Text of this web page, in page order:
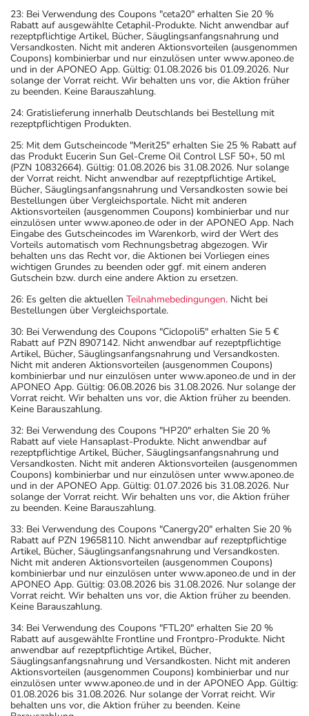
23: Bei Verwendung des Coupons "ceta20" erhalten Sie 20 %
Rabatt auf ausgewählte Cetaphil-Produkte. Nicht anwendbar auf
rezeptpflichtige Artikel, Bücher, Säuglingsanfangsnahrung und
Versandkosten. Nicht mit anderen Aktionsvorteilen (ausgenommen
Coupons) kombinierbar und nur einzulösen unter www.aponeo.de
und in der APONEO App. Gültig: 01.08.2026 bis 01.09.2026. Nur
solange der Vorrat reicht. Wir behalten uns vor, die Aktion früher
zu beenden. Keine Barauszahlung.
24: Gratislieferung innerhalb Deutschlands bei Bestellung mit
rezeptpflichtigen Produkten.
25: Mit dem Gutscheincode "Merit25" erhalten Sie 25 % Rabatt auf
das Produkt Eucerin Sun Gel-Creme Oil Control LSF 50+, 50 ml
(PZN 10832664). Gültig: 01.08.2026 bis 31.08.2026. Nur solange
der Vorrat reicht. Nicht anwendbar auf rezeptpflichtige Artikel,
Bücher, Säuglingsanfangsnahrung und Versandkosten sowie bei
Bestellungen über Vergleichsportale. Nicht mit anderen
Aktionsvorteilen (ausgenommen Coupons) kombinierbar und nur
einzulösen unter www.aponeo.de oder in der APONEO App. Nach
Eingabe des Gutscheincodes im Warenkorb, wird der Wert des
Vorteils automatisch vom Rechnungsbetrag abgezogen. Wir
behalten uns das Recht vor, die Aktionen bei Vorliegen eines
wichtigen Grundes zu beenden oder ggf. mit einem anderen
Gutschein bzw. durch eine andere Aktion zu ersetzen.
26: Es gelten die aktuellen Teilnahmebedingungen. Nicht bei
Bestellungen über Vergleichsportale.
30: Bei Verwendung des Coupons "Ciclopoli5" erhalten Sie 5 €
Rabatt auf PZN 8907142. Nicht anwendbar auf rezeptpflichtige
Artikel, Bücher, Säuglingsanfangsnahrung und Versandkosten.
Nicht mit anderen Aktionsvorteilen (ausgenommen Coupons)
kombinierbar und nur einzulösen unter www.aponeo.de und in der
APONEO App. Gültig: 06.08.2026 bis 31.08.2026. Nur solange der
Vorrat reicht. Wir behalten uns vor, die Aktion früher zu beenden.
Keine Barauszahlung.
32: Bei Verwendung des Coupons "HP20" erhalten Sie 20 %
Rabatt auf viele Hansaplast-Produkte. Nicht anwendbar auf
rezeptpflichtige Artikel, Bücher, Säuglingsanfangsnahrung und
Versandkosten. Nicht mit anderen Aktionsvorteilen (ausgenommen
Coupons) kombinierbar und nur einzulösen unter www.aponeo.de
und in der APONEO App. Gültig: 01.07.2026 bis 31.08.2026. Nur
solange der Vorrat reicht. Wir behalten uns vor, die Aktion früher
zu beenden. Keine Barauszahlung.
33: Bei Verwendung des Coupons "Canergy20" erhalten Sie 20 %
Rabatt auf PZN 19658110. Nicht anwendbar auf rezeptpflichtige
Artikel, Bücher, Säuglingsanfangsnahrung und Versandkosten.
Nicht mit anderen Aktionsvorteilen (ausgenommen Coupons)
kombinierbar und nur einzulösen unter www.aponeo.de und in der
APONEO App. Gültig: 03.08.2026 bis 31.08.2026. Nur solange der
Vorrat reicht. Wir behalten uns vor, die Aktion früher zu beenden.
Keine Barauszahlung.
34: Bei Verwendung des Coupons "FTL20" erhalten Sie 20 %
Rabatt auf ausgewählte Frontline und Frontpro-Produkte. Nicht
anwendbar auf rezeptpflichtige Artikel, Bücher,
Säuglingsanfangsnahrung und Versandkosten. Nicht mit anderen
Aktionsvorteilen (ausgenommen Coupons) kombinierbar und nur
einzulösen unter www.aponeo.de und in der APONEO App. Gültig:
01.08.2026 bis 31.08.2026. Nur solange der Vorrat reicht. Wir
behalten uns vor, die Aktion früher zu beenden. Keine